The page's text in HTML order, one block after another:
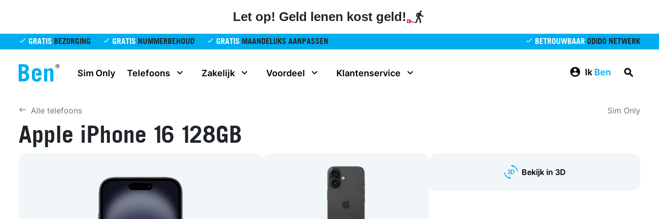
Let op! Geld lenen kost geld!
GRATIS BEZORGING GRATIS NUMMERBEHOUD GRATIS MAANDELIJKS AANPASSEN BETROUWBAAR ODIDO NETWERK
Sim Only Telefoons Zakelijk Voordeel Klantenservice Ik Ben
Alle telefoons Sim Only
Apple iPhone 16 128GB
Bekijk in 3D